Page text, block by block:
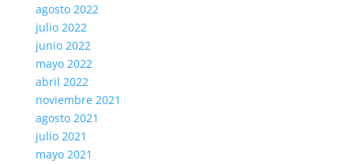
agosto 2022
julio 2022
junio 2022
mayo 2022
abril 2022
noviembre 2021
agosto 2021
julio 2021
mayo 2021